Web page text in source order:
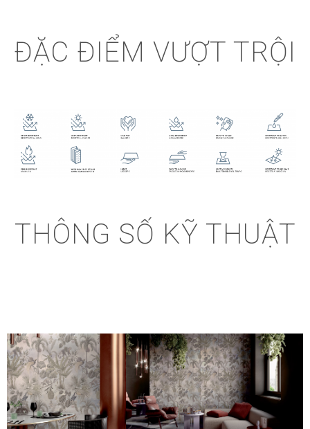
ĐẶC ĐIỂM VƯỢT TRỘI
THÔNG SỐ KỸ THUẬT